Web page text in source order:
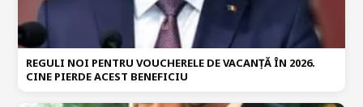
REGULI NOI PENTRU VOUCHERELE DE VACANȚĂ ÎN 2026.
CINE PIERDE ACEST BENEFICIU